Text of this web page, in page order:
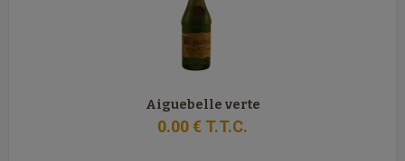
Aiguebelle verte
0.00€ T.T.C.